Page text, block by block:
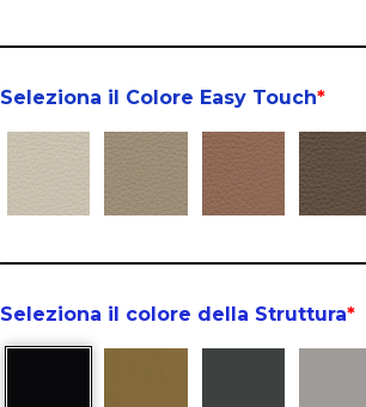
Seleziona il Colore Easy Touch*
Seleziona il colore della Struttura*